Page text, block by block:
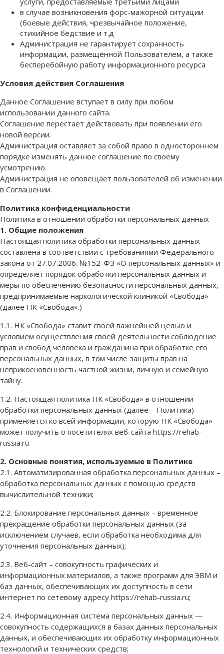
в случае возникновения форс-мажорной ситуации
(боевые действия, чрезвычайное положение,
стихийное бедствие и т.д
Администрация не гарантирует сохранность
информации, размещённой Пользователем, а также
бесперебойную работу информационного ресурса
Условия действия Соглашения
Данное Соглашение вступает в силу при любом
использовании данного сайта.
Соглашение перестает действовать при появлении его
новой версии.
Администрация оставляет за собой право в одностороннем
порядке изменять данное соглашение по своему
усмотрению.
Администрация не оповещает пользователей об изменении
в Соглашении.
Политика конфиденциальности
Политика в отношении обработки персональных данных
1. Общие положения
Настоящая политика обработки персональных данных
составлена в соответствии с требованиями Федерального
закона от 27.07.2006. №152-ФЗ «О персональных данных» и
определяет порядок обработки персональных данных и
меры по обеспечению безопасности персональных данных,
предпринимаемые наркологической клиникой «Свобода»
(далее НК «Свобода».)
1.1. НК «Свобода» ставит своей важнейшей целью и
условием осуществления своей деятельности соблюдение
прав и свобод человека и гражданина при обработке его
персональных данных, в том числе защиты прав на
неприкосновенность частной жизни, личную и семейную
тайну.
1.2. Настоящая политика НК «Свобода» в отношении
обработки персональных данных (далее – Политика)
применяется ко всей информации, которую НК «Свобода»
может получить о посетителях веб-сайта https://rehab-
russia.ru
2. Основные понятия, используемые в Политике
2.1. Автоматизированная обработка персональных данных –
обработка персональных данных с помощью средств
вычислительной техники;
2.2. Блокирование персональных данных – временное
прекращение обработки персональных данных (за
исключением случаев, если обработка необходима для
уточнения персональных данных);
2.3. Веб-сайт – совокупность графических и
информационных материалов, а также программ для ЭВМ и
баз данных, обеспечивающих их доступность в сети
интернет по сетевому адресу https://rehab-russia.ru;
2.4. Информационная система персональных данных —
совокупность содержащихся в базах данных персональных
данных, и обеспечивающих их обработку информационных
технологий и технических средств;